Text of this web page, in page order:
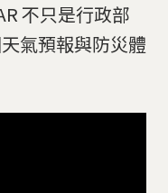
不只是行政部
氣預報與防災體